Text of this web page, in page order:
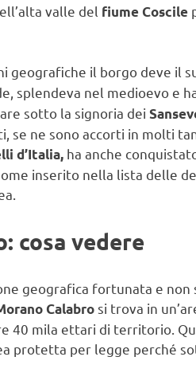
valle del fiume Coscile
geografiche il borgo deve il
splendeva nel medioevo e
sotto la signoria dei
se ne sono accorti in molti
d’Italia, ha anche
inserito nella lista delle
cosa vedere
geografica fortunata e
Calabro si trova in
40 mila ettari di territorio.
protetta per legge perché